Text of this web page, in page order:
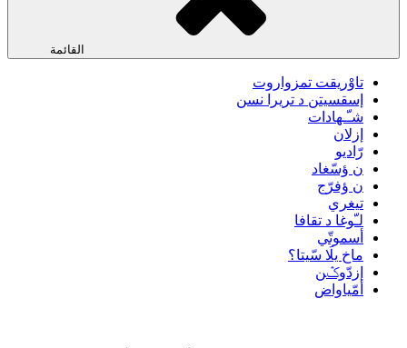
القائمة
تاوْريقت تمزواروت
إسقسيتن د تريرا نسن
شـّـهادات
إزلان
رّاديو
ن ؤسّغاد
ن ؤفرّج
تيغري
لـّوغا د تقافا
أسموتّي
ماخ يلَا سّيتا؟
إزدّوݣن
أمّياواض